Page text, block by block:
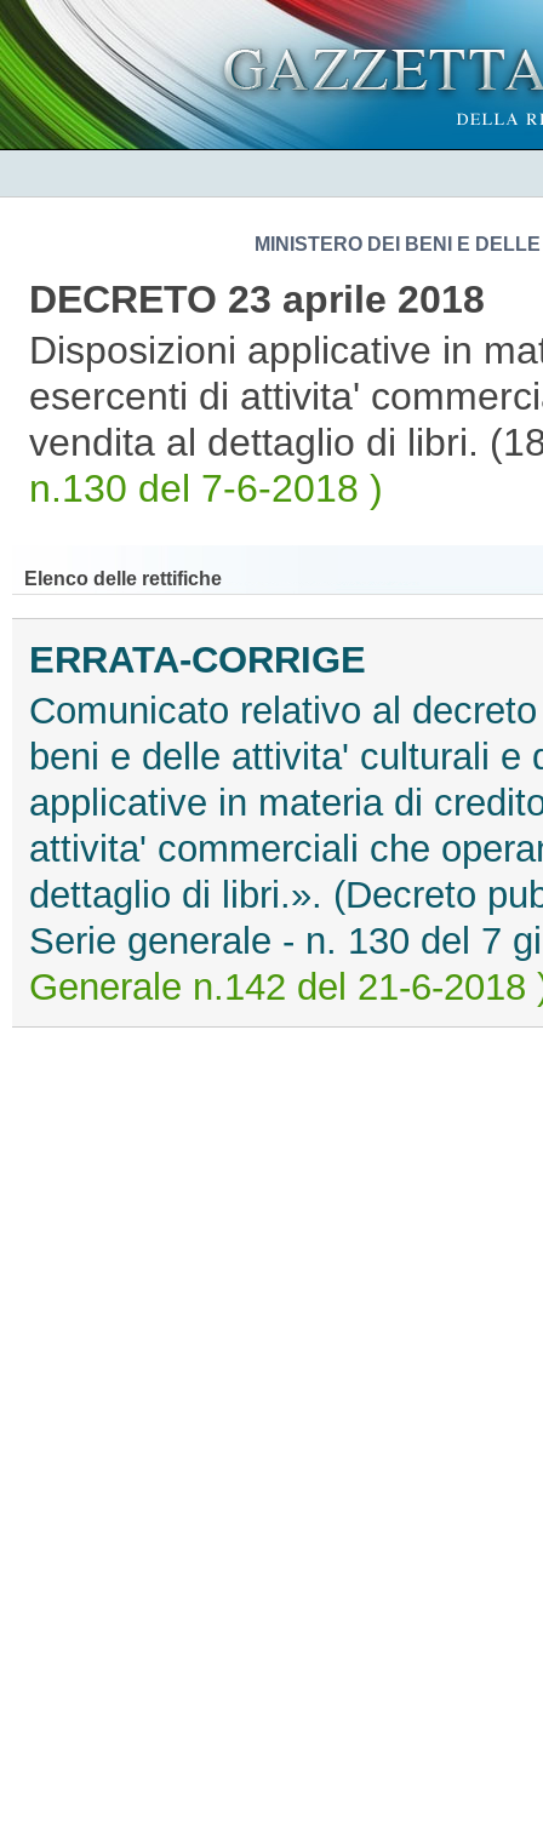
MINISTERO DEI BENI E
DECRETO 23 aprile 2018
Disposizioni applicative in
esercenti di attivita'
vendita al dettaglio di libri.
n.130 del 7-6-2018 )
Elenco delle rettifiche
ERRATA-CORRIGE
Comunicato relativo al
beni e delle attivita' culturali e
applicative in materia di
attivita' commerciali che
dettaglio di libri.». (Decreto
Serie generale - n. 130 del 7
Generale n.142 del 21-6-2018